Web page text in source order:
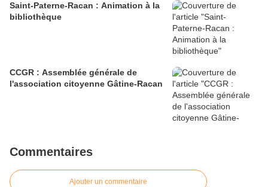
Saint-Paterne-Racan : Animation à la
bibliothèque
CCGR : Assemblée générale de
l'association citoyenne Gâtine-Racan
Commentaires
Ajouter un commentaire